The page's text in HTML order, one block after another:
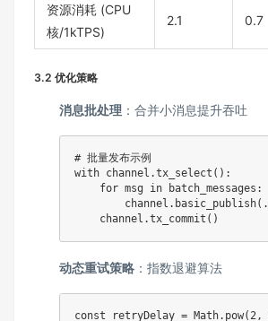
资源消耗 (CPU
核/1kTPS)
2.1 0.7
3.2 优化策略
消息批处理 ：合并小消息提升吞吐
# 批量发布示例
with channel .tx_select ( ) :
for msg in batch_messages :
        channel
. basic_publish( .
    channel
.tx_commit ( )
动态重试策略 ：指数退避算法
const retryDelay = Math. pow( 2 ,